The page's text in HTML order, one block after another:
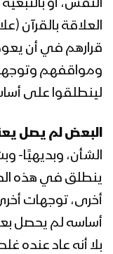
الملك
1442هـ
1442هـ
النفس، أو
العلاقة بالقرآن
قرارهم في أن
ومواقفهم
لينطلقوا على
البعض لم يصل
الشأن،
ينطلق في هذه
أخرى، توجهات
أساسه لم يحصل
بلا أنه عاد عنده